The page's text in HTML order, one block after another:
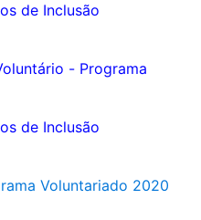
de Inclusão
- Programa
de Inclusão
Voluntariado 2020